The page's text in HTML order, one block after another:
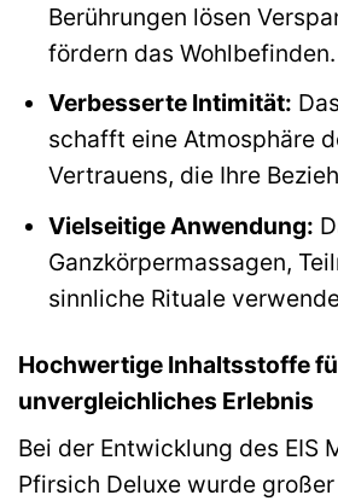
Berührungen lösen
fördern das Wohlbefinden.
Verbesserte Intimität:
schafft eine Atmosphäre
Vertrauens, die Ihre
Vielseitige Anwendung:
Ganzkörpermassagen,
sinnliche Rituale
Hochwertige Inhaltsstoffe
unvergleichliches Erlebnis
Bei der Entwicklung des EIS
Pfirsich Deluxe wurde